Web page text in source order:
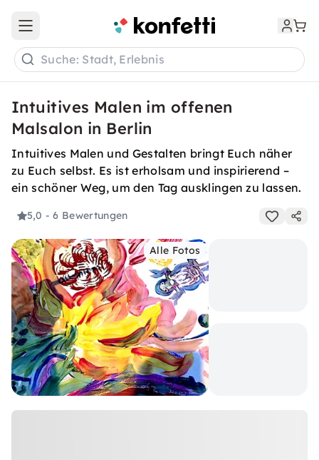
Open main menu
Suche: Stadt, Erlebnis
Intuitives Malen im offenen
Malsalon in Berlin
Intuitives Malen und Gestalten bringt Euch näher
zu Euch selbst. Es ist erholsam und inspirierend –
ein schöner Weg, um den Tag ausklingen zu lassen.
5,0 - 6 Bewertungen
Alle Fotos